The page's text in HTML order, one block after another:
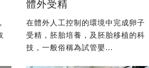
體外受精
在體外人工控制的環境中完成卵子
受精，胚胎培養，及胚胎移植的科
技，一般俗稱為試管嬰...